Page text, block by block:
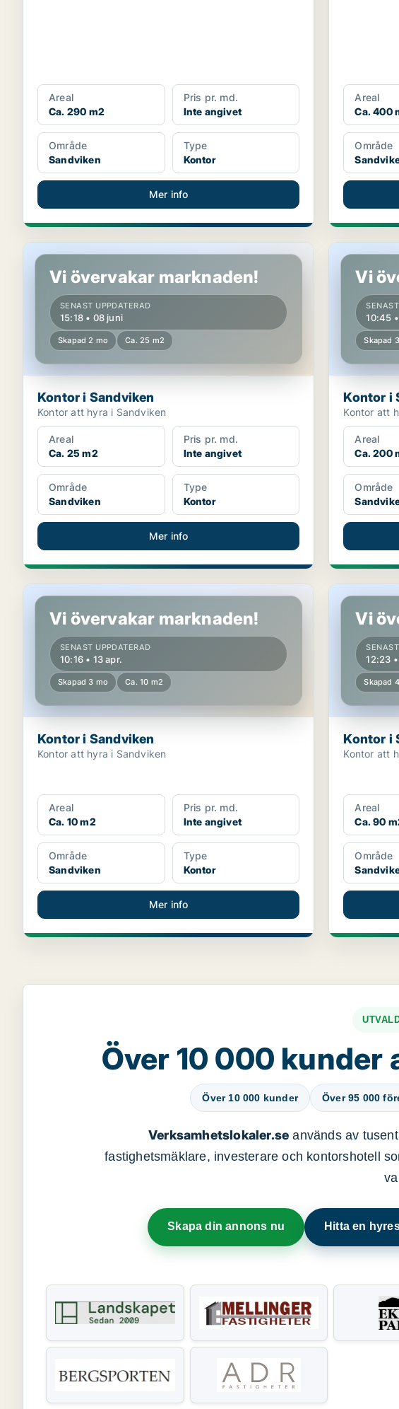
Areal
Ca. 290 m2
Pris pr. md.
Inte angivet
Område
Sandviken
Type
Kontor
Mer info
Areal
Ca. 400
Område
Kontor i Sandviken
Vi övervakar marknaden!
SENAST UPPDATERAD
15:18 • 08 juni
Skapad 2 mo Ca. 25 m2
Kontor i Sandviken
Kontor att hyra i Sandviken
Areal
Ca. 25 m2
Pris pr. md.
Inte angivet
Område
Sandviken
Type
Kontor
Mer info
Kontor i
Vi
10:45
Skapad
Kontor i
Kontor att
Areal
Ca. 200
Område
Kontor i Sandviken
Vi övervakar marknaden!
SENAST UPPDATERAD
10:16 • 13 apr.
Skapad 3 mo Ca. 10 m2
Kontor i Sandviken
Kontor att hyra i Sandviken
Areal
Ca. 10 m2
Pris pr. md.
Inte angivet
Område
Sandviken
Type
Kontor
Mer info
Kontor i
Vi
12:23
Skapad
Kontor i
Kontor att
Areal
Ca. 90
Område
Över 10 000 kunder
Över 10 000 kunder Över 95 000
Verksamhetslokaler.se används av
fastighetsmäklare, investerare och kontorshotell
Skapa din annons nu Hitta en